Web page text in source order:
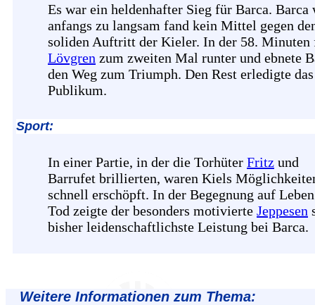
Es war ein heldenhafter Sieg für Barca. Barca
anfangs zu langsam fand kein Mittel gegen
soliden Auftritt der Kieler. In der 58. Minuten
Lövgren zum zweiten Mal runter und ebnete
den Weg zum Triumph. Den Rest erledigte das
Publikum.
Sport:
In einer Partie, in der die Torhüter Fritz und
Barrufet brillierten, waren Kiels
schnell erschöpft. In der Begegnung auf
Tod zeigte der besonders motivierte Jeppesen
bisher leidenschaftlichste Leistung bei Barca.
Weitere Informationen zum Thema: